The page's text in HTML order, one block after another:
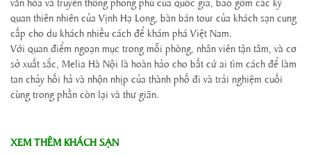
quan thiên nhiên của Vịnh Hạ Long, bàn bán tour của khách sạn cung
cấp cho du khách nhiều cách để khám phá Việt Nam.
Với quan điểm ngoạn mục trong mỗi phòng, nhân viên tận tâm, và cơ
sở xuất sắc, Melia Hà Nội là hoàn hảo cho bất cứ ai tìm cách để làm
tan chảy hối hả và nhộn nhịp của thành phố đi và trải nghiệm cuối
cùng trong phần còn lại và thư giãn.
XEM THÊM KHÁCH SẠN